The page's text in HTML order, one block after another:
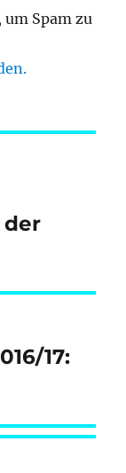
Spam zu
der
17: